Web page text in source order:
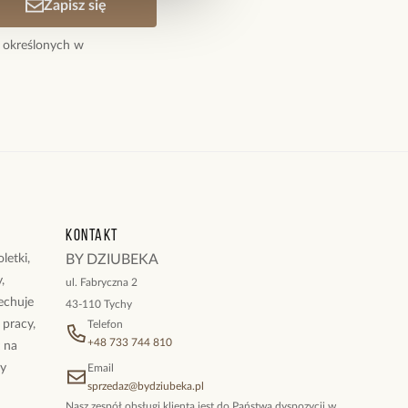
Zapisz się
określonych w
na
Kontakt
BY DZIUBEKA
ul. Fabryczna 2
43-110 Tychy
Telefon
+48 733 744 810
Email
sprzedaz@bydziubeka.pl